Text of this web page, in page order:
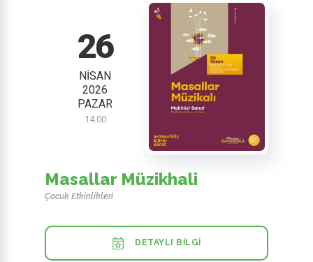
26
NISAN
2026
PAZAR
14:00
Masallar Müzikhali
Çocuk Etkinlikleri
DETAYLI BILGI